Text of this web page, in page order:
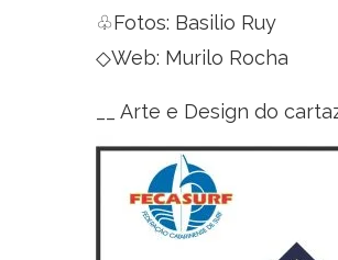
♧Fotos: Basilio Ruy
◇Web: Murilo Rocha
__ Arte e Design do